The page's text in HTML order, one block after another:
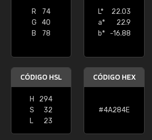
R
74
G
40
B
78
L*
22.03
a*
22.9
b*
-16.88
CÓDIGO HSL
H
294
S
32
L
23
CÓDIGO HEX
#4A284E